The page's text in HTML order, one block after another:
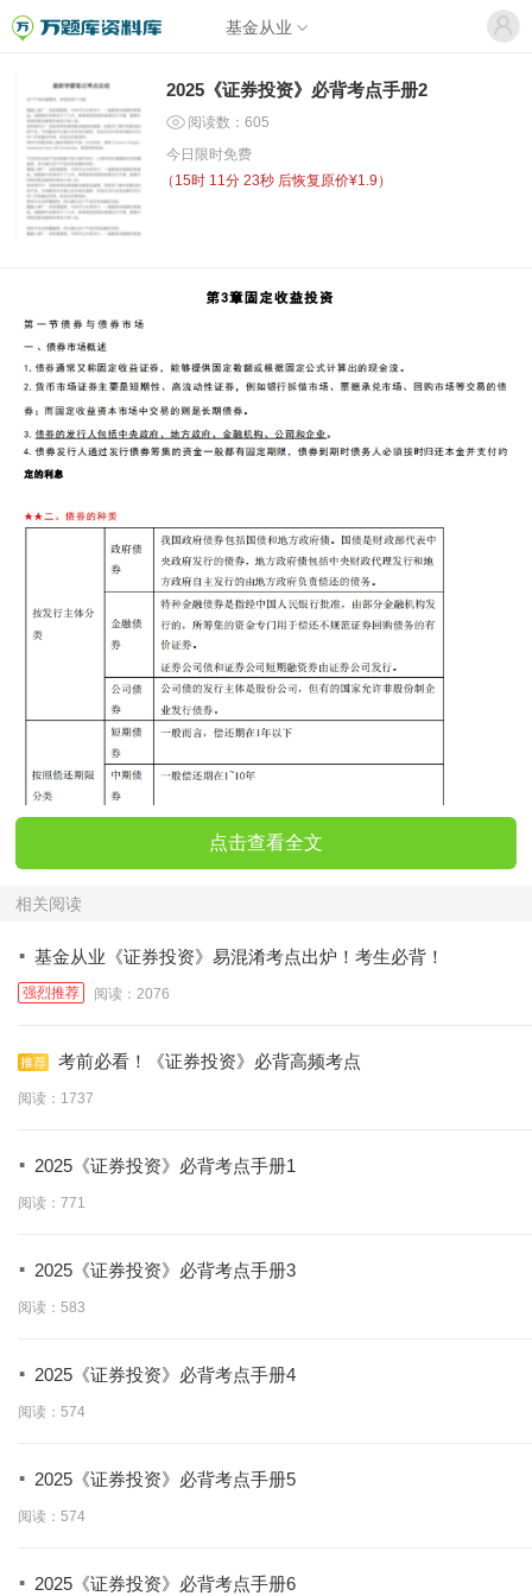
基金从业
2025《证券投资》必背考点手册2
阅读数：605
今日限时免费
（ 15时 11分 22秒 后恢复原价¥1.9）
点击查看全文
相关阅读
· 基金从业《证券投资》易混淆考点出炉！考生必背！
强烈推荐 阅读：2076
考前必看！《证券投资》必背高频考点
阅读：1737
· 2025《证券投资》必背考点手册1
阅读：771
· 2025《证券投资》必背考点手册3
阅读：583
· 2025《证券投资》必背考点手册4
阅读：574
· 2025《证券投资》必背考点手册5
阅读：574
· 2025《证券投资》必背考点手册6